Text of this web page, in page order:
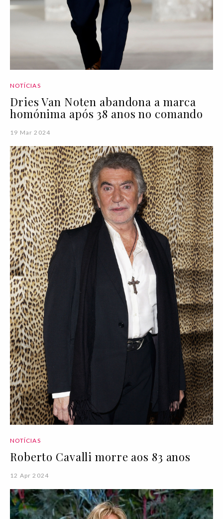
NOTÍCIAS
Dries Van Noten abandona a marca
homónima após 38 anos no comando
19 Mar 2024
NOTÍCIAS
Roberto Cavalli morre aos 83 anos
12 Apr 2024